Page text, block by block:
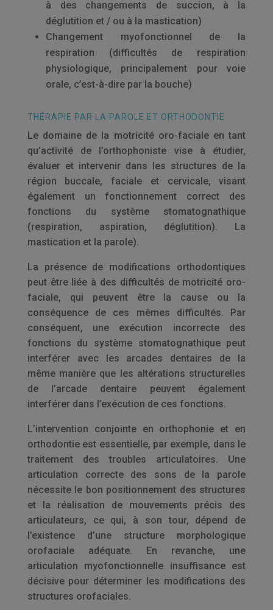
à des changements de succion, à la
déglutition et / ou à la mastication)
Changement myofonctionnel de la
respiration (difficultés de respiration
physiologique, principalement pour voie
orale, c’est-à-dire par la bouche)
THÉRAPIE PAR LA PAROLE ET ORTHODONTIE
Le domaine de la motricité oro-faciale en tant
qu’activité de l’orthophoniste vise à étudier,
évaluer et intervenir dans les structures de la
région buccale, faciale et cervicale, visant
également un fonctionnement correct des
fonctions du système stomatognathique
(respiration, aspiration, déglutition). La
mastication et la parole).
La présence de modifications orthodontiques
peut être liée à des difficultés de motricité oro-
faciale, qui peuvent être la cause ou la
conséquence de ces mêmes difficultés. Par
conséquent, une exécution incorrecte des
fonctions du système stomatognathique peut
interférer avec les arcades dentaires de la
même manière que les altérations structurelles
de l’arcade dentaire peuvent également
interférer dans l’exécution de ces fonctions.
L’intervention conjointe en orthophonie et en
orthodontie est essentielle, par exemple, dans le
traitement des troubles articulatoires. Une
articulation correcte des sons de la parole
nécessite le bon positionnement des structures
et la réalisation de mouvements précis des
articulateurs, ce qui, à son tour, dépend de
l’existence d’une structure morphologique
orofaciale adéquate. En revanche, une
articulation myofonctionnelle insuffisance est
décisive pour déterminer les modifications des
structures orofaciales.